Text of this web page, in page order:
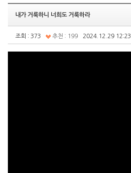
내가 거룩하니 너희도 거룩하라
조회 : 373 추천 : 199 2024.12.29 12:23